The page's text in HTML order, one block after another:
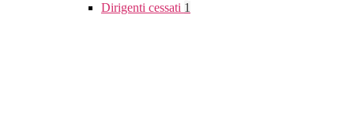
Dirigenti cessati 1